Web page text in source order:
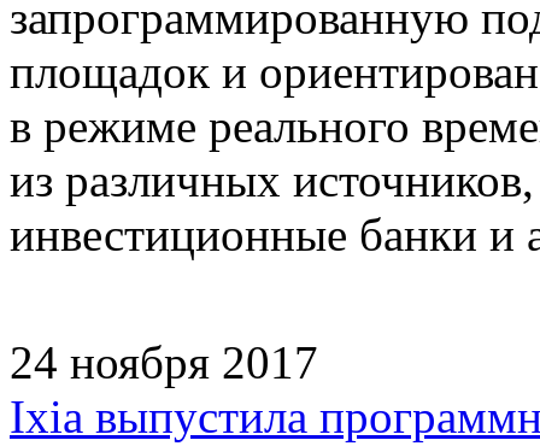
запрограммированную
площадок и
в режиме реального
из различных
инвестиционные банки и
24 ноября 2017
Ixia выпустила